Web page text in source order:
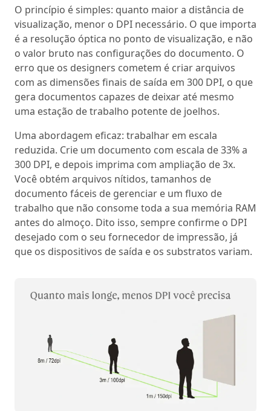
O princípio é simples: quanto maior a distância de
visualização, menor o DPI necessário. O que importa
é a resolução óptica no ponto de visualização, e não
o valor bruto nas configurações do documento. O
erro que os designers cometem é criar arquivos
com as dimensões finais de saída em 300 DPI, o que
gera documentos capazes de deixar até mesmo
uma estação de trabalho potente de joelhos.
Uma abordagem eficaz: trabalhar em escala
reduzida. Crie um documento com escala de 33% a
300 DPI, e depois imprima com ampliação de 3x.
Você obtém arquivos nítidos, tamanhos de
documento fáceis de gerenciar e um fluxo de
trabalho que não consome toda a sua memória RAM
antes do almoço. Dito isso, sempre confirme o DPI
desejado com o seu fornecedor de impressão, já
que os dispositivos de saída e os substratos variam.